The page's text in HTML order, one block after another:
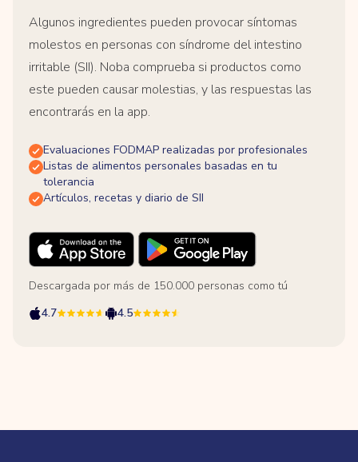
Algunos ingredientes pueden provocar síntomas
molestos en personas con síndrome del intestino
irritable (SII). Noba comprueba si productos como
este pueden causar molestias, y las respuestas las
encontrarás en la app.
Evaluaciones FODMAP realizadas por profesionales
Listas de alimentos personales basadas en tu
tolerancia
Artículos, recetas y diario de SII
Descargada por más de 150.000 personas como tú
4.7
4.5